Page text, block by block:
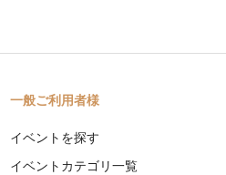
一般ご利用者様
イベントを探す
イベントカテゴリ一覧